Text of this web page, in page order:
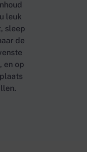
leuk
sleep
de
en op